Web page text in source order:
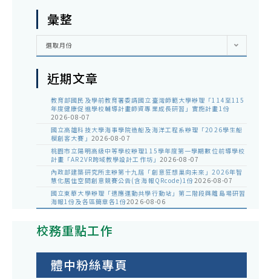
彙整
彙
選取月份
近期文章
教育部國民及學前教育署委請國立臺灣師範大學辦理「114至115
年度健康促進學校輔導計畫師資專業成長研習」實施計畫1份
2026-08-07
國立高雄科技大學海事學院造船及海洋工程系辦理「2026學生船
模創客大賽」 2026-08-07
桃園市立陽明高級中等學校辦理115學年度第一學期數位前導學校
計畫「AR2VR跨域教學設計工作坊」 2026-08-07
內政部建築研究所主辦第十九屆「創意狂想巢向未來」2026年智
慧化居住空間創意競賽公告(含海報QRcode)1份2026-08-07
國立東華大學辦理「適應運動共學行動站」第二階段與離島場研習
海報1份及各區簡章各1份2026-08-06
校務重點工作
體中粉絲專頁